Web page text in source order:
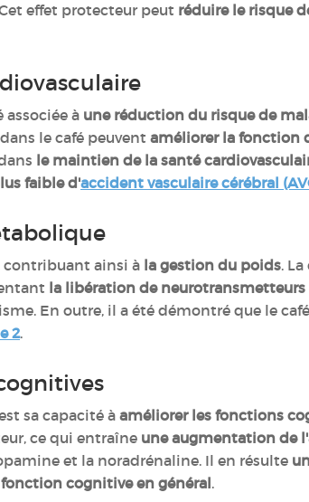
effet protecteur peut réduire le risque
à une réduction du risque de
le café peuvent améliorer la fonction
le maintien de la santé
faible d'accident vasculaire cérébral
contribuant ainsi à la gestion du poids.
la libération de neurotransmetteurs
En outre, il a été démontré que le café
2.
sa capacité à améliorer les fonctions
ce qui entraîne une augmentation de
et la noradrénaline. Il en résulte
cognitive en général.